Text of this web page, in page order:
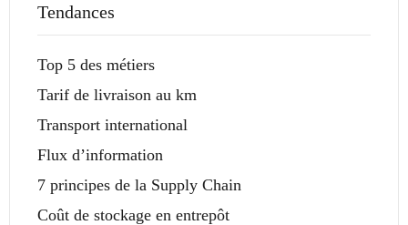
Tendances
Top 5 des métiers
Tarif de livraison au km
Transport international
Flux d’information
7 principes de la Supply Chain
Coût de stockage en entrepôt